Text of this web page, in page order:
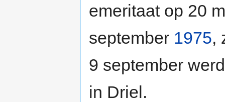
emeritaat op 20
september 1975,
9 september
in Driel.